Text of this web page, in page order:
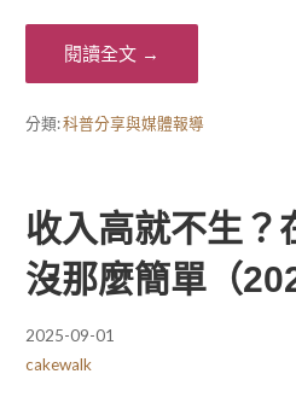
閱讀全文 →
分類:科普分享與媒體報導
收入高就不生？
沒那麼簡單（
2025-09-01
cakewalk